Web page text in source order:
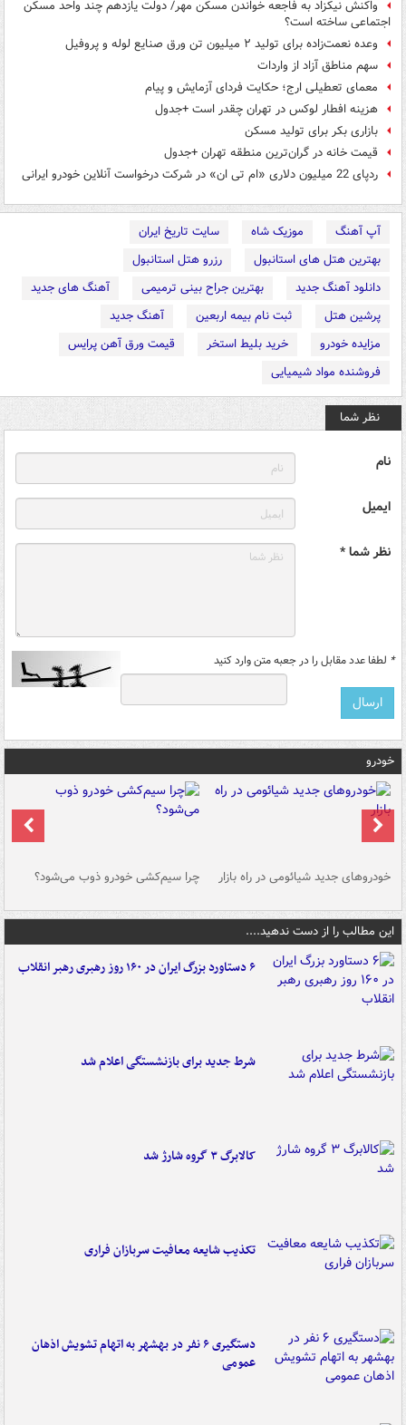
واکنش نیکزاد به فاجعه خواندن مسکن مهر/ دولت یازدهم چند واحد مسکن
اجتماعی ساخته‌ است؟
وعده نعمت‌زاده برای تولید ۲ میلیون تن ورق صنایع لوله و پروفیل
سهم مناطق آزاد از واردات
معمای تعطیلی ارج؛ حکایت فردای آزمایش و پیام
هزینه افطار لوکس در تهران چقدر است +جدول
بازاری بکر برای تولید مسکن
قیمت خانه در گران‌ترین منطقه تهران +جدول
ردپای 22 میلیون دلاری «ام تی ان» در شرکت درخواست آنلاین خودرو ایرانی
آپ آهنگ موزیک شاه
سایت تاریخ ایران
بهترین هتل های استانبول
رزرو هتل استانبول
دانلود آهنگ جدید
بهترین جراح بینی ترمیمی
آهنگ های جدید
پرشین هتل
ثبت نام بیمه اربعین
آهنگ جدید
مزایده خودرو
خرید بلیط استخر
قیمت ورق آهن پرایس
فروشنده مواد شیمیایی
نظر شما
نام
ایمیل
نظر شما *
* لطفا عدد مقابل را در جعبه متن وارد کنید
خودرو
خودروهای جدید شیائومی در راه بازار چرا سیم‌کشی خودرو ذوب می‌شود؟
این مطالب را از دست ندهید....
۶ دستاورد بزرگ ایران در ۱۶۰ روز رهبری رهبر انقلاب
شرط جدید برای بازنشستگی اعلام شد
کالابرگ ۳ گروه شارژ شد
تکذیب شایعه معافیت سربازان فراری
دستگیری ۶ نفر در بهشهر به اتهام تشویش اذهان
عمومی